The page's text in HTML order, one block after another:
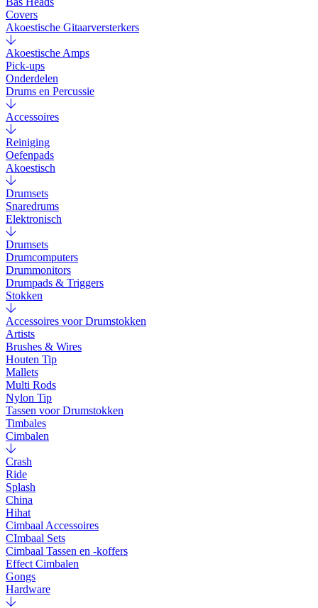
Covers
Akoestische Gitaarversterkers
Akoestische Amps
Pick-ups
Onderdelen
Drums en Percussie
Accessoires
Reiniging
Oefenpads
Akoestisch
Drumsets
Snaredrums
Elektronisch
Drumsets
Drumcomputers
Drummonitors
Drumpads & Triggers
Stokken
Accessoires voor Drumstokken
Artists
Brushes & Wires
Houten Tip
Mallets
Multi Rods
Nylon Tip
Tassen voor Drumstokken
Timbales
Cimbalen
Crash
Ride
Splash
China
Hihat
Cimbaal Accessoires
CImbaal Sets
Cimbaal Tassen en -koffers
Effect Cimbalen
Gongs
Hardware